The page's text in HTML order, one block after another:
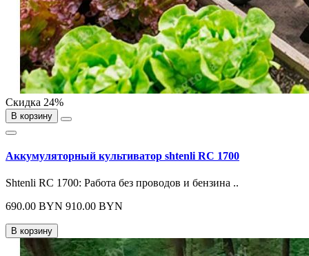
Скидка 24%
В корзину
Аккумуляторный культиватор shtenli RC 1700
Shtenli RC 1700: Работа без проводов и бензина ..
690.00 BYN 910.00 BYN
В корзину